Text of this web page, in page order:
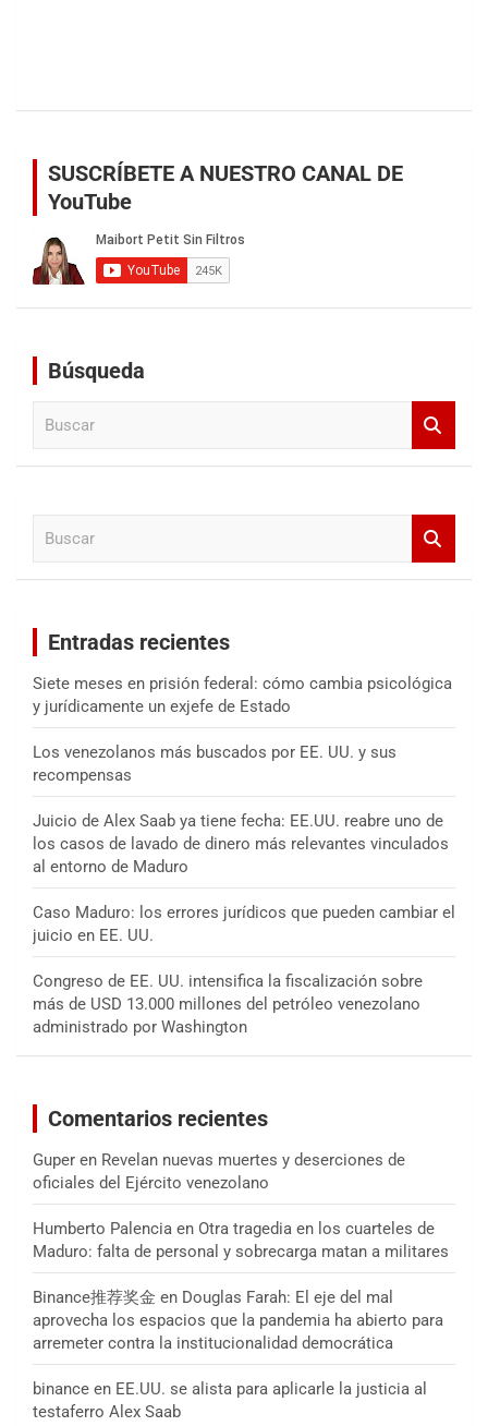
SUSCRÍBETE A NUESTRO CANAL DE
YouTube
Búsqueda
Entradas recientes
Siete meses en prisión federal: cómo cambia psicológica
y jurídicamente un exjefe de Estado
Los venezolanos más buscados por EE. UU. y sus
recompensas
Juicio de Alex Saab ya tiene fecha: EE.UU. reabre uno de
los casos de lavado de dinero más relevantes vinculados
al entorno de Maduro
Caso Maduro: los errores jurídicos que pueden cambiar el
juicio en EE. UU.
Congreso de EE. UU. intensifica la fiscalización sobre
más de USD 13.000 millones del petróleo venezolano
administrado por Washington
Comentarios recientes
Guper en Revelan nuevas muertes y deserciones de
oficiales del Ejército venezolano
Humberto Palencia en Otra tragedia en los cuarteles de
Maduro: falta de personal y sobrecarga matan a militares
Binance推荐奖金 en Douglas Farah: El eje del mal
aprovecha los espacios que la pandemia ha abierto para
arremeter contra la institucionalidad democrática
binance en EE.UU. se alista para aplicarle la justicia al
testaferro Alex Saab